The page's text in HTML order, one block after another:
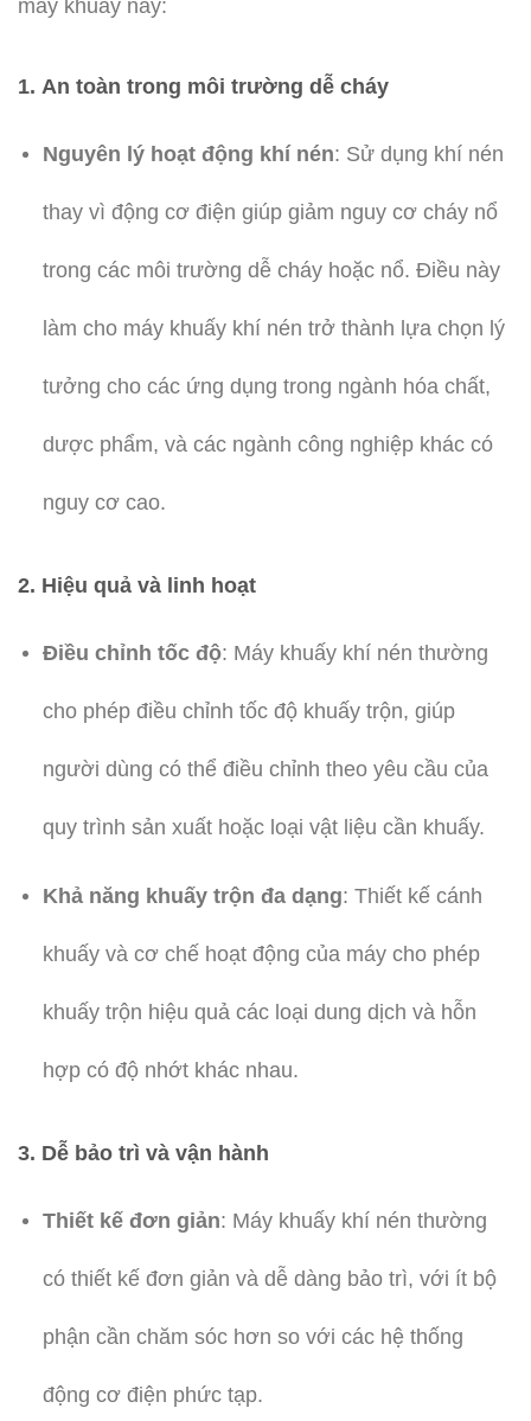
máy khuấy này:
1. An toàn trong môi trường dễ cháy
Nguyên lý hoạt động khí nén: Sử dụng khí nén
thay vì động cơ điện giúp giảm nguy cơ cháy nổ
trong các môi trường dễ cháy hoặc nổ. Điều này
làm cho máy khuấy khí nén trở thành lựa chọn lý
tưởng cho các ứng dụng trong ngành hóa chất,
dược phẩm, và các ngành công nghiệp khác có
nguy cơ cao.
2. Hiệu quả và linh hoạt
Điều chỉnh tốc độ: Máy khuấy khí nén thường
cho phép điều chỉnh tốc độ khuấy trộn, giúp
người dùng có thể điều chỉnh theo yêu cầu của
quy trình sản xuất hoặc loại vật liệu cần khuấy.
Khả năng khuấy trộn đa dạng: Thiết kế cánh
khuấy và cơ chế hoạt động của máy cho phép
khuấy trộn hiệu quả các loại dung dịch và hỗn
hợp có độ nhớt khác nhau.
3. Dễ bảo trì và vận hành
Thiết kế đơn giản: Máy khuấy khí nén thường
có thiết kế đơn giản và dễ dàng bảo trì, với ít bộ
phận cần chăm sóc hơn so với các hệ thống
động cơ điện phức tạp.